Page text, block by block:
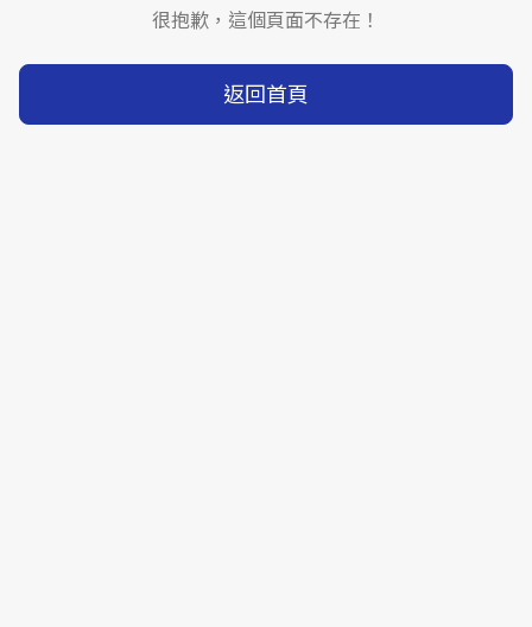
很抱歉，這個頁面不存在！
返回首頁